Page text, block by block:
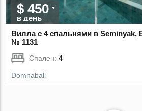
$ 450
в день
Вилла с 4 спальнями в Seminyak,
№ 1131
Спален:4
Domnabali